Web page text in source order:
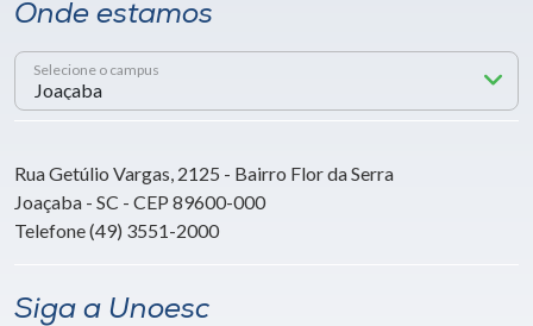
Onde estamos
Selecione o campus
Rua Getúlio Vargas, 2125 - Bairro Flor da Serra
Joaçaba - SC - CEP 89600-000
Telefone (49) 3551-2000
Siga a Unoesc